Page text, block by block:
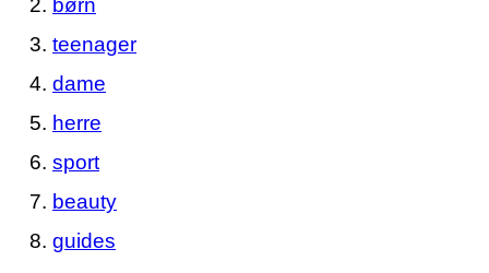
børn
teenager
dame
herre
sport
beauty
guides